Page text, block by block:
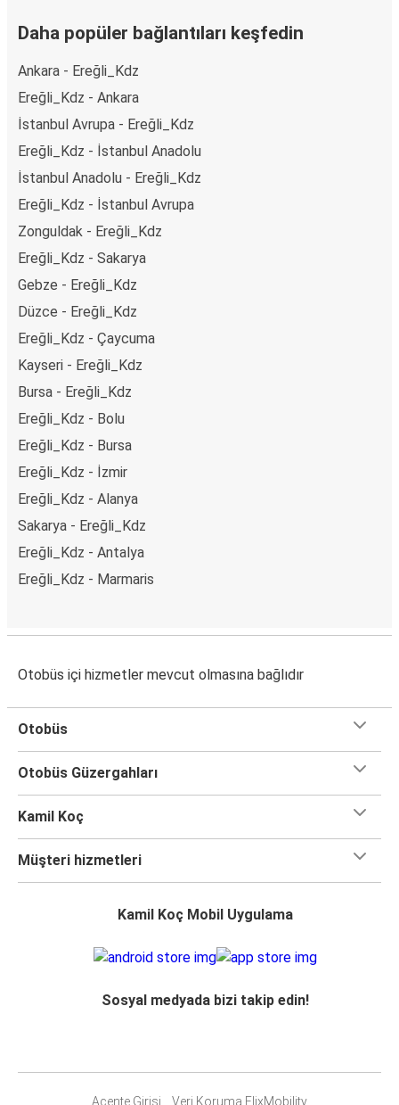
Daha popüler bağlantıları keşfedin
Ankara - Ereğli_Kdz
Ereğli_Kdz - Ankara
İstanbul Avrupa - Ereğli_Kdz
Ereğli_Kdz - İstanbul Anadolu
İstanbul Anadolu - Ereğli_Kdz
Ereğli_Kdz - İstanbul Avrupa
Zonguldak - Ereğli_Kdz
Ereğli_Kdz - Sakarya
Gebze - Ereğli_Kdz
Düzce - Ereğli_Kdz
Ereğli_Kdz - Çaycuma
Kayseri - Ereğli_Kdz
Bursa - Ereğli_Kdz
Ereğli_Kdz - Bolu
Ereğli_Kdz - Bursa
Ereğli_Kdz - İzmir
Ereğli_Kdz - Alanya
Sakarya - Ereğli_Kdz
Ereğli_Kdz - Antalya
Ereğli_Kdz - Marmaris
Otobüs içi hizmetler mevcut olmasına bağlıdır
Otobüs
Otobüs Güzergahları
Kamil Koç
Müşteri hizmetleri
Kamil Koç Mobil Uygulama
Sosyal medyada bizi takip edin!
Acente Girişi Veri Koruma FlixMobility